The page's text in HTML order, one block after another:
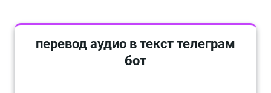
перевод аудио в текст телеграм
бот